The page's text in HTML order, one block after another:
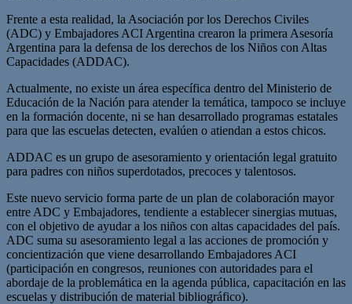
Frente a esta realidad, la Asociación por los Derechos Civiles
(ADC) y Embajadores ACI Argentina crearon la primera Asesoría
Argentina para la defensa de los derechos de los Niños con Altas
Capacidades (ADDAC).
Actualmente, no existe un área específica dentro del Ministerio de
Educación de la Nación para atender la temática, tampoco se incluye
en la formación docente, ni se han desarrollado programas estatales
para que las escuelas detecten, evalúen o atiendan a estos chicos.
ADDAC es un grupo de asesoramiento y orientación legal gratuito
para padres con niños superdotados, precoces y talentosos.
Este nuevo servicio forma parte de un plan de colaboración mayor
entre ADC y Embajadores, tendiente a establecer sinergias mutuas,
con el objetivo de ayudar a los niños con altas capacidades del país.
ADC suma su asesoramiento legal a las acciones de promoción y
concientización que viene desarrollando Embajadores ACI
(participación en congresos, reuniones con autoridades para el
abordaje de la problemática en la agenda pública, capacitación en las
escuelas y distribución de material bibliográfico).